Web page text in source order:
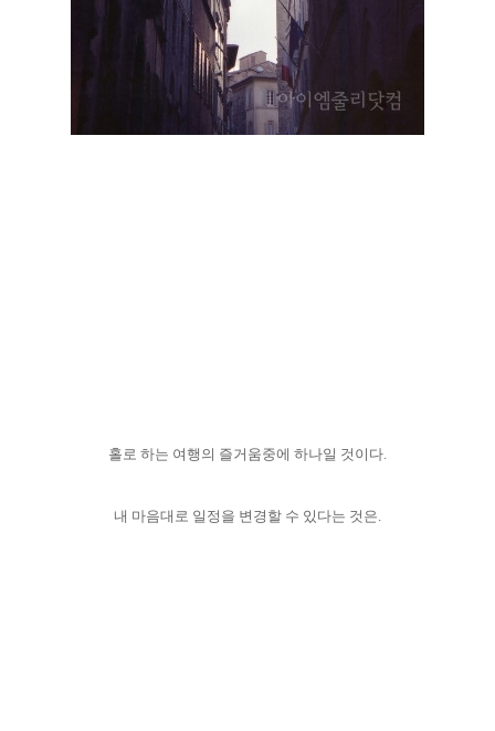
홀로 하는 여행의 즐거움중에 하나일 것이다.
내 마음대로 일정을 변경할 수 있다는 것은.